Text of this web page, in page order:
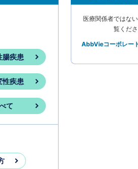
腸疾患
性疾患
て
医療関係者ではな
覧くださ
AbbVieコーポレー